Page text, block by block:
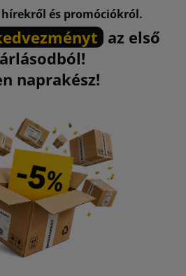
és promóciókról.
az első
naprakész!